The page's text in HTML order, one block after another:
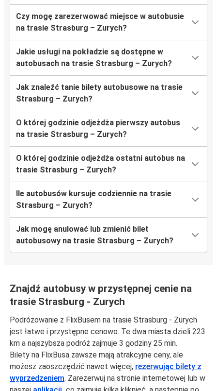
Czy mogę zarezerwować miejsce w autobusie
na trasie Strasburg – Zurych?
Jakie usługi na pokładzie są dostępne w
autobusach na trasie Strasburg – Zurych?
Jak znaleźć tanie bilety autobusowe na trasie
Strasburg – Zurych?
O której godzinie odjeżdża pierwszy autobus
na trasie Strasburg – Zurych?
O której godzinie odjeżdża ostatni autobus na
trasie Strasburg – Zurych?
Ile autobusów kursuje codziennie na trasie
Strasburg – Zurych?
Jak mogę anulować lub zmienić bilet
autobusowy na trasie Strasburg – Zurych?
Znajdź autobusy w przystępnej cenie na
trasie Strasburg - Zurych
Podróżowanie z FlixBusem na trasie Strasburg - Zurych
jest łatwe i przystępne cenowo. Te dwa miasta dzieli 223
km a najszybsza podróż zajmuje 3 godziny 25 min.
Bilety na FlixBusa zawsze mają atrakcyjne ceny, ale
możesz zaoszczędzić nawet więcej, rezerwując bilety z
wyprzedzeniem. Zarezerwuj na stronie internetowej lub w